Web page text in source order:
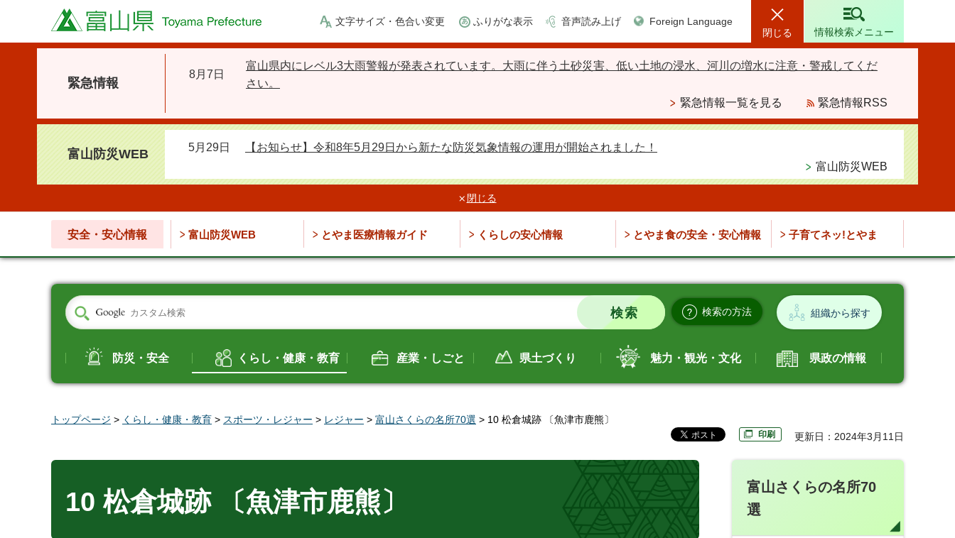
富山県 文字サイズ・色合い変更 ふりがな表示 音声読み上げ
Foreign Language
閉じる
情報検索メニュー
緊急情報
8月7日
富山県内にレベル3大雨警報が発表されています。大雨に伴う土砂災害、低い土地の浸水、河川の増水に注意・警戒してくだ
さい。
緊急情報一覧を見る
緊急情報RSS
富山防災WEB 5月29日
【お知らせ】令和8年5月29日から新たな防災気象情報の運用が開始されました！
富山防災WEB
閉じる
安全・安心情報 富山防災WEB とやま医療情報ガイド くらしの安心情報 とやま食の安全・安心情報 子育てネッ!とやま
検索の方法 組織から探す
防災・安全 くらし・健康・教育 産業・しごと 県土づくり 魅力・観光・文化 県政の情報
トップページ > くらし・健康・教育 > スポーツ・レジャー > レジャー > 富山さくらの名所70選 > 10 松倉城跡 〔魚津市鹿熊〕
印刷 更新日：2024年3月11日
10 松倉城跡 〔魚津市鹿熊〕
富山さくらの名所70
選